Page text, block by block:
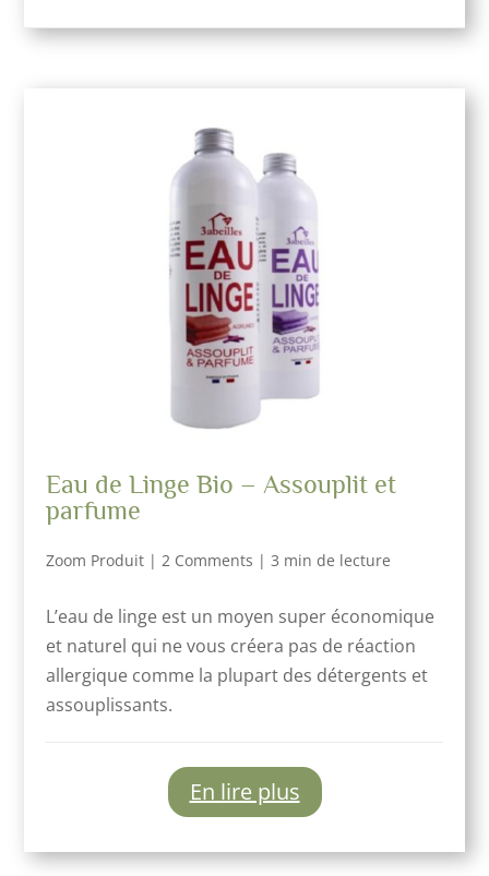
Eau de Linge Bio – Assouplit et
parfume
Zoom Produit |2 Comments |3 min de lecture
L’eau de linge est un moyen super économique
et naturel qui ne vous créera pas de réaction
allergique comme la plupart des détergents et
assouplissants.
En lire plus